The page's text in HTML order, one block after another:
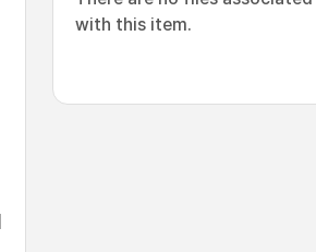
with this item.